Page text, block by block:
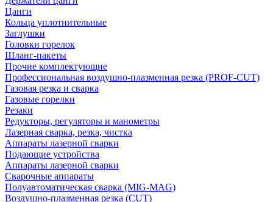
Цанги
Кольца уплотнительные
Заглушки
Головки горелок
Шланг-пакеты
Прочие комплектующие
Профессиональная воздушно-плазменная резка (PROF-CUT)
Газовая резка и сварка
Газовые горелки
Резаки
Редукторы, регуляторы и манометры
Лазерная сварка, резка, чистка
Аппараты лазерной сварки
Подающие устройства
Аппараты лазерной сварки
Сварочные аппараты
Полуавтоматическая сварка (MIG-MAG)
Воздушно-плазменная резка (CUT)